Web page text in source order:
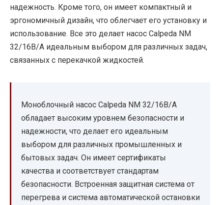
надежность. Кроме того, он имеет компактный и
эргономичный дизайн, что облегчает его установку и
использование. Все это делает насос Calpeda NM
32/16B/A идеальным выбором для различных задач,
связанных с перекачкой жидкостей.
Моноблочный насос Calpeda NM 32/16B/A
обладает высоким уровнем безопасности и
надежности, что делает его идеальным
выбором для различных промышленных и
бытовых задач. Он имеет сертификаты
качества и соответствует стандартам
безопасности. Встроенная защитная система от
перегрева и система автоматической остановки